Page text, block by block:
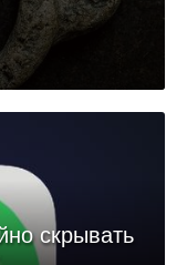
скрывать